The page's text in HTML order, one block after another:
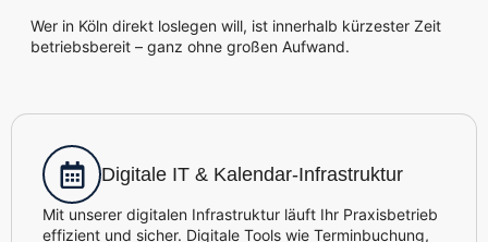
Wer in Köln direkt loslegen will, ist innerhalb kürzester Zeit
betriebsbereit – ganz ohne großen Aufwand.
Digitale IT & Kalendar-Infrastruktur
Mit unserer digitalen Infrastruktur läuft Ihr Praxisbetrieb
effizient und sicher. Digitale Tools wie Terminbuchung,